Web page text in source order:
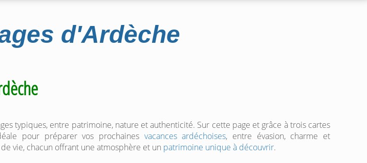
d'Ardèche
typiques, entre patrimoine, nature et authenticité. Sur cette page et grâce à trois cartes
pour préparer vos prochaines vacances ardéchoises, entre évasion, charme et
vie, chacun offrant une atmosphère et un patrimoine unique à découvrir.